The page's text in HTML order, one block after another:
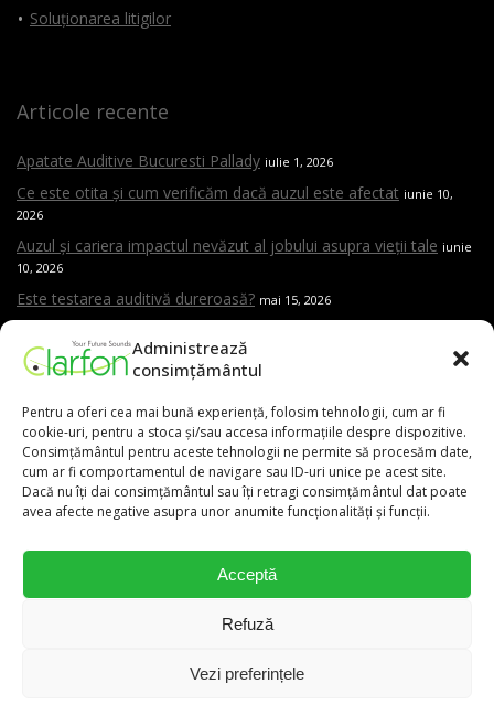
Administrează
consimțământul
Pentru a oferi cea mai bună experiență, folosim tehnologii, cum ar fi
cookie-uri, pentru a stoca și/sau accesa informațiile despre dispozitive.
Consimțământul pentru aceste tehnologii ne permite să procesăm date,
cum ar fi comportamentul de navigare sau ID-uri unice pe acest site.
Dacă nu îți dai consimțământul sau îți retragi consimțământul dat poate
avea afecte negative asupra unor anumite funcționalități și funcții.
Acceptă
Refuză
Vezi preferințele
Soluționarea litigilor
Articole recente
Apatate Auditive Bucuresti Pallady iulie 1, 2026
Ce este otita și cum verificăm dacă auzul este afectat iunie 10,
2026
Auzul și cariera impactul nevăzut al jobului asupra vieții tale iunie
10, 2026
Este testarea auditivă dureroasă? mai 15, 2026
2026
Cand trebuie sa mergi la ORL
Aparat auditiv versus amplificator – care este diferența și de ce
contează evaluarea profesională mai 15, 2026
031.9111